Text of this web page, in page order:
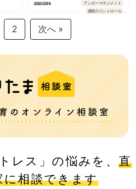
2020.03.18
アンガーマネジメント
感情のコントロール
2 次へ »
レス」の悩みを、直
に相談できます